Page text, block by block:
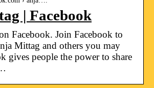
| Facebook
Facebook. Join Facebook to
Mittag and others you may
gives people the power to share